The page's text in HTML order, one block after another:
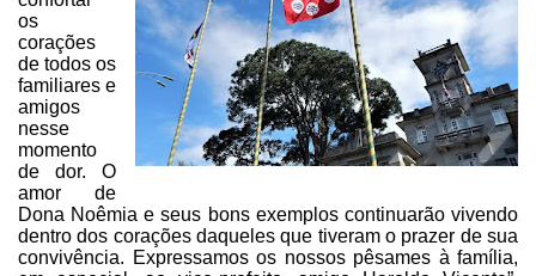
os
corações
de todos os
familiares e
amigos
nesse
momento
de dor. O
amor de
Dona Noêmia e seus bons exemplos continuarão vivendo
dentro dos corações daqueles que tiveram o prazer de sua
convivência. Expressamos os nossos pêsames à família,